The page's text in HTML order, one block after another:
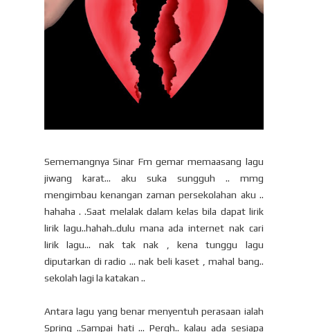
Sememangnya Sinar Fm gemar memaasang lagu
jiwang karat... aku suka sungguh .. mmg
mengimbau kenangan zaman persekolahan aku ..
hahaha . .Saat melalak dalam kelas bila dapat lirik
lirik lagu..hahah..dulu mana ada internet nak cari
lirik lagu... nak tak nak , kena tunggu lagu
diputarkan di radio ... nak beli kaset , mahal bang..
sekolah lagi la katakan ..
Antara lagu yang benar menyentuh perasaan ialah
Spring ..Sampai hati ... Pergh.. kalau ada sesiapa